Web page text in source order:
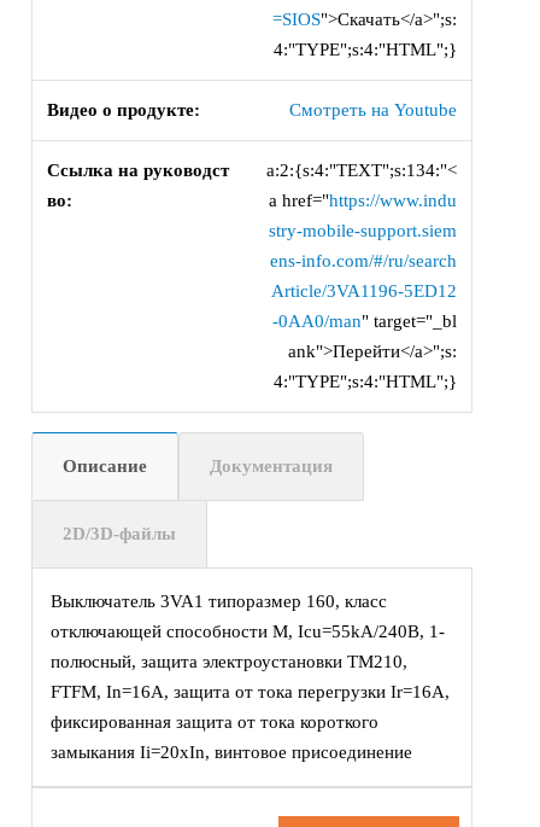
=SIOS">Скачать</a>";s:
4:"TYPE";s:4:"HTML";}
Видео о продукте: Смотреть на Youtube
Ссылка на руководст
во:
a:2:{s:4:"TEXT";s:134:"<
a href="https://www.indu
stry-mobile-support.siem
ens-info.com/#/ru/search
Article/3VA1196-5ED12
-0AA0/man" target="_bl
ank">Перейти</a>";s:
4:"TYPE";s:4:"HTML";}
Описание Документация
2D/3D-файлы
Выключатель 3VA1 типоразмер 160, класс
отключающей способности M, Icu=55kA/240В, 1-
полюсный, защита электроустановки TM210,
FTFM, In=16А, защита от тока перегрузки Ir=16А,
фиксированная защита от тока короткого
замыкания Ii=20xIn, винтовое присоединение